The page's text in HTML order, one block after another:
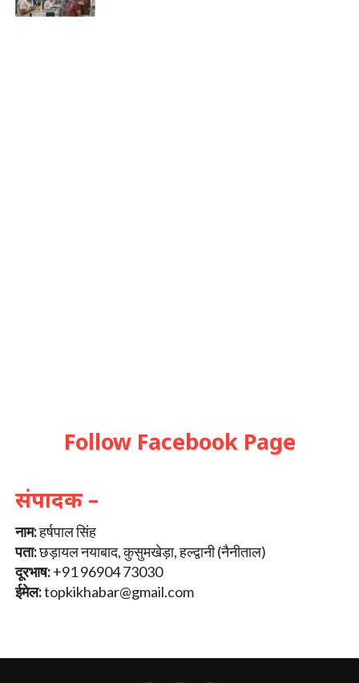
Follow Facebook Page
संपादक –
नाम:हर्षपाल सिंह
पता:छड़ायल नयाबाद, कुसुमखेड़ा, हल्द्वानी (नैनीताल)
दूरभाष:+91 96904 73030
ईमेल:topkikhabar@gmail.com